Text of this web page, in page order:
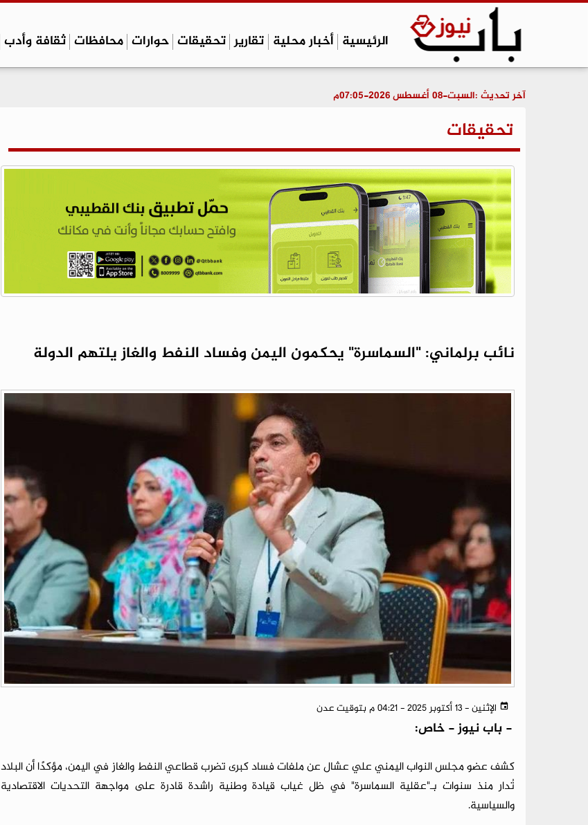
الرئيسية أخبار محلية تقارير تحقيقات حوارات محافظات ثقافة وأدب
آخر تحديث :السبت-08 أغسطس 2026-07:05م
تحقيقات
نائب برلماني: "السماسرة" يحكمون اليمن وفساد النفط والغاز يلتهم الدولة
الإثنين - 13 أكتوبر 2025 - 04:21 م بتوقيت عدن
- باب نيوز - خاص:
كشف عضو مجلس النواب اليمني علي عشال عن ملفات فساد كبرى تضرب قطاعي النفط والغاز في اليمن، مؤكدًا أن البلاد
تُدار منذ سنوات بـ"عقلية السماسرة" في ظل غياب قيادة وطنية راشدة قادرة على مواجهة التحديات الاقتصادية
والسياسية.